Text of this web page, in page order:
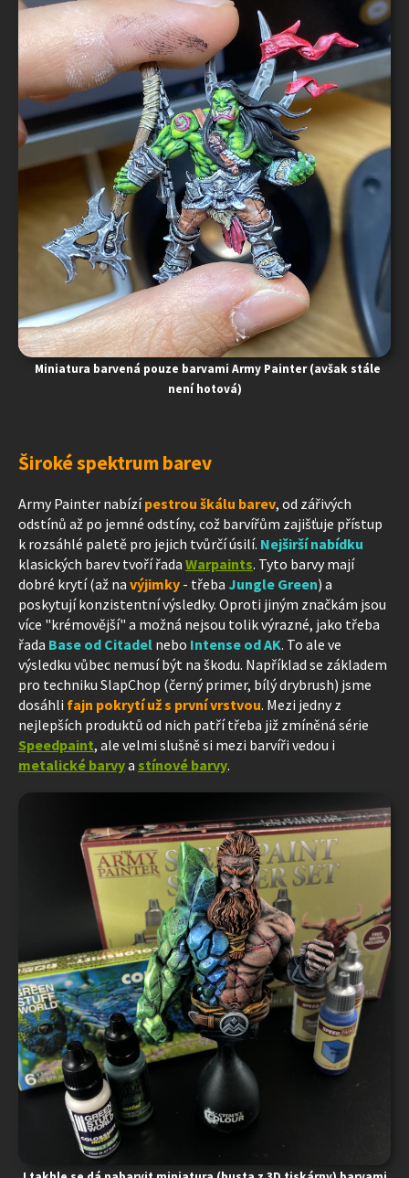
Miniatura barvená pouze barvami Army Painter (avšak stále
není hotová)
Široké spektrum barev
Army Painter nabízípestrou škálu barev, od zářivých
odstínů až po jemné odstíny, což barvířům zajišťuje přístup
k rozsáhlé paletě pro jejich tvůrčí úsilí. Nejširší nabídku
klasických barev tvoří řada Warpaints. Tyto barvy mají
dobré krytí (až na výjimky - třeba Jungle Green) a
poskytují konzistentní výsledky. Oproti jiným značkám jsou
více "krémovější" a možná nejsou tolik výrazné, jako třeba
řada Base od Citadel nebo Intense od AK. To ale ve
výsledku vůbec nemusí být na škodu. Například se základem
pro techniku SlapChop (černý primer, bílý drybrush) jsme
dosáhli fajn pokrytí už s první vrstvou. Mezi jedny z
nejlepších produktů od nich patří třeba již zmíněná série
Speedpaint, ale velmi slušně si mezi barvíři vedou i
metalické barvya stínové barvy.